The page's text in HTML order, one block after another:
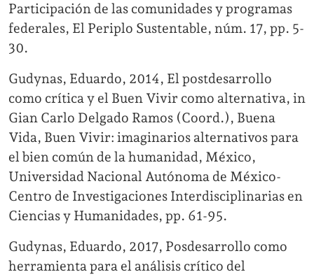
Participación de las comunidades y programas
federales, El Periplo Sustentable, núm. 17, pp. 5-
30.
Gudynas, Eduardo, 2014, El postdesarrollo
como crítica y el Buen Vivir como alternativa, in
Gian Carlo Delgado Ramos (Coord.), Buena
Vida, Buen Vivir: imaginarios alternativos para
el bien común de la humanidad, México,
Universidad Nacional Autónoma de México-
Centro de Investigaciones Interdisciplinarias en
Ciencias y Humanidades, pp. 61-95.
Gudynas, Eduardo, 2017, Posdesarrollo como
herramienta para el análisis crítico del